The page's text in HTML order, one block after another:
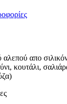
αλεπού απο
κουτάλι,